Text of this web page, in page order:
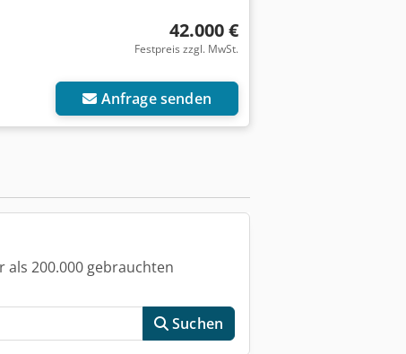
42.000 €
Festpreis zzgl. MwSt.
Anfrage senden
200.000 gebrauchten
Suchen